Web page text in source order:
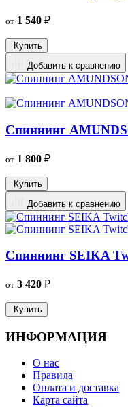
от 1 540 ₽
Купить
Добавить к сравнению
Спиннинг
от 1 800 ₽
Купить
Добавить к сравнению
Спиннинг SEIKA
от 3 420 ₽
Купить
ИНФОРМАЦИЯ
О нас
Правила
Оплата и доставка
Карта сайта